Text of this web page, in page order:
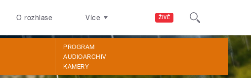
ŽIVĚ
O rozhlase Více
PROGRAM
AUDIOARCHIV
KAMERY